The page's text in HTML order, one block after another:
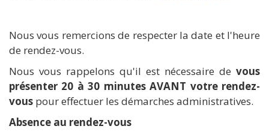
Nous vous remercions de respecter la date et l'heure
de rendez-vous.
Nous vous rappelons qu'il est nécessaire de vous
présenter 20 à 30 minutes AVANT votre rendez-
vous pour effectuer les démarches administratives.
Absence au rendez-vous